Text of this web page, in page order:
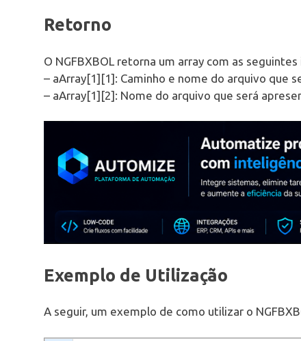
Retorno
O NGFBXBOL retorna um array com as
– aArray[1][1]: Caminho e nome do arquivo que
– aArray[1][2]: Nome do arquivo que será
Exemplo de Utilização
A seguir, um exemplo de como utilizar o